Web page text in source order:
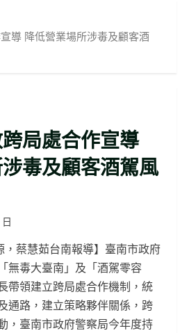
導 降低營業場所涉毒及顧客酒
局處合作宣導
毒及顧客酒駕風
，蔡慧茹台南報導】臺南市政府
無毒大臺南」及「酒駕零容
帶領建立跨局處合作機制，統
通路，建立策略夥伴關係，跨
，臺南市政府警察局今年度持